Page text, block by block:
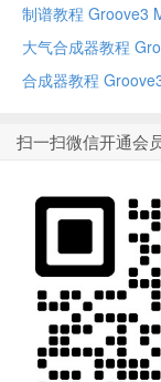
制谱教程 Groove3
扫一扫微信开通会